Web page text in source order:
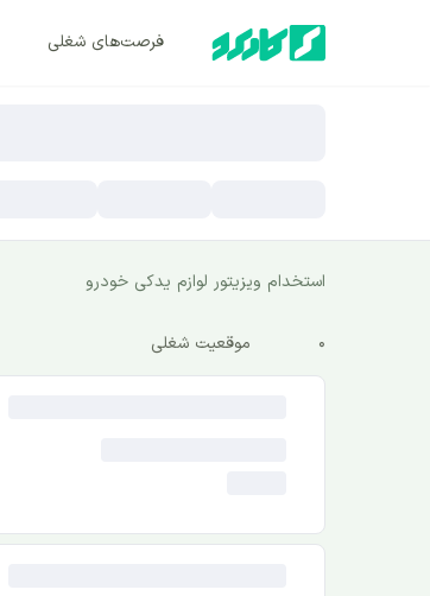
فرصت‌های شغلی
استخدام ویزیتور لوازم یدکی خودرو
0 موقعیت شغلی